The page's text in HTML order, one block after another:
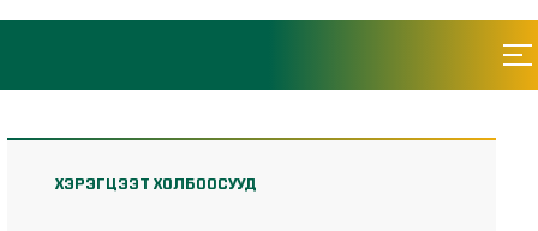
ХЭРЭГЦЭЭТ ХОЛБООСУУД